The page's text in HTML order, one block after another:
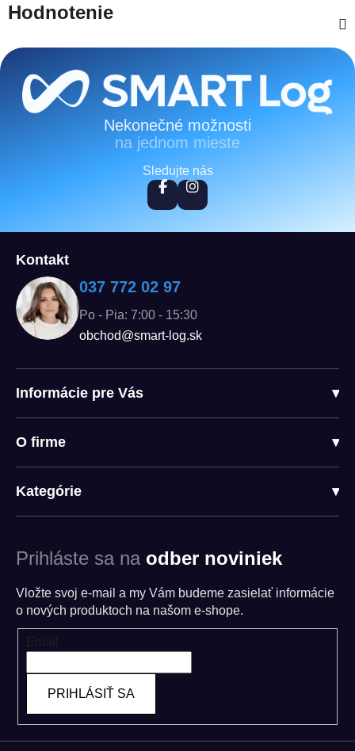
Hodnotenie
Zápätie
Nekonečné možnosti
na jednom mieste
Sledujte nás
Kontakt
037 772 02 97
Po - Pia: 7:00 - 15:30
obchod@smart-log.sk
Informácie pre Vás ▾
O firme ▾
Kategórie ▾
Prihláste sa na odber noviniek
Vložte svoj e-mail a my Vám budeme zasielať informácie
o nových produktoch na našom e-shope.
PRIHLÁSIŤ SA